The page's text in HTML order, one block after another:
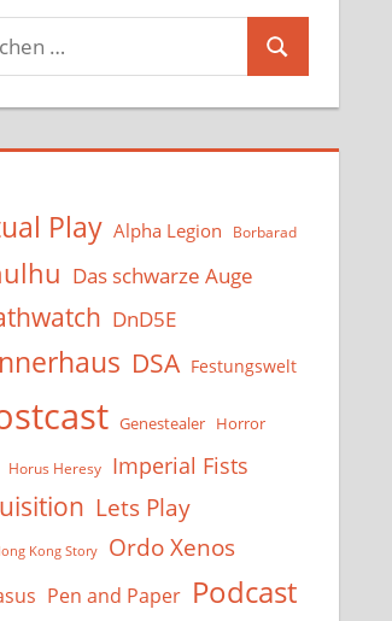
Suchen
Play Alpha Legion Borbarad
Das schwarze Auge
DnD5E
DSA Festungswelt
Genestealer Horror
Horus Heresy Imperial Fists
Lets Play
Kong Story Ordo Xenos
Pen and Paper Podcast